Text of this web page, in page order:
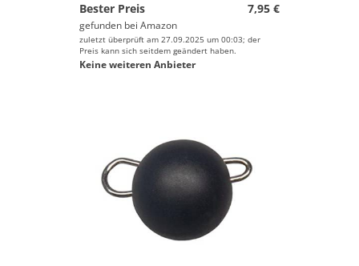
Bester Preis
7,95 €
gefunden bei Amazon
zuletzt überprüft am 27.09.2025 um 00:03; der
Preis kann sich seitdem geändert haben.
Keine weiteren Anbieter